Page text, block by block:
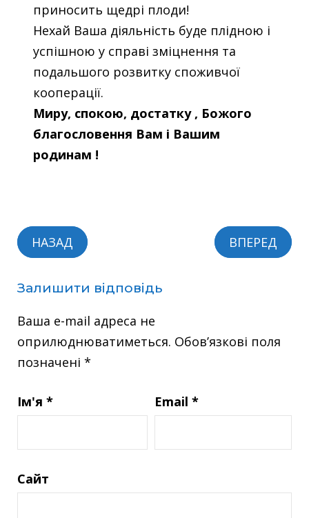
приносить щедрі плоди!
Нехай Ваша діяльність буде плідною і
успішною у справі зміцнення та
подальшого розвитку споживчої
кооперації.
Миру, спокою, достатку , Божого
благословення Вам і Вашим
родинам !
НАЗАД ВПЕРЕД
Залишити відповідь
Ваша e-mail адреса не
оприлюднюватиметься. Обов’язкові поля
позначені *
Ім'я * Email *
Сайт